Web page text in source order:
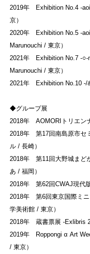
2019年 Exhibition No.4 -
京）
2020年 Exhibition No.5 -
Marunouchi / 東京）
2021年 Exhibition No.7 -○-
Marunouchi / 東京）
2021年 Exhibition No.10 -/
◆グループ展
2018年 AOMORIトリエン
2018年 第17回南島原市セ
ル / 長崎）
2018年 第11回大野城まど
あ / 福岡）
2018年 第62回CWAJ現代
2018年 第6回東京国際ミ
学美術館 / 東京）
2018年 蔵書票展 -Exlibris
2019年 Roppongi α Art
/ 東京）